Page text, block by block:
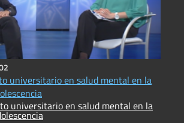
universitario en salud mental en la
universitario en salud mental en la